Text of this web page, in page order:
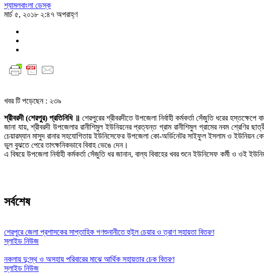
শ্যামলবাংলা ডেস্ক
মার্চ ৫, ২০১৮ ২:৪৭ অপরাহ্ণ
খবর টি পড়েছেন : ২৩৯
শ্রীবরদী (শেরপুর) প্রতিনিধি ॥ শেরপুরের শ্রীবরদীতে উপজেলা নির্বাহী কর্মকর্তা সেঁজুতি ধরের
জানা যায়, শ্রীবরদী উপজেলার রানীশিমুল ইউনিয়নের প্রত্যন্ত গ্রাম রানীশিমুল গ্রামের নবম শ্রেণির
চেয়ারম্যান মাসুদ রানার সহযোগিতায় ইউনিসেফের উপজেলা কো-অর্ডিনেটর সাইফুল ইসলাম ও ইউনিয়ন কো-
ভুল বুঝতে পেরে তাৎক্ষনিকভাবে বিবাহ ভেঙে দেন।
এ বিষয়ে উপজেলা নির্বাহী কর্মকর্তা সেঁজুতি ধর জানান, বাল্য বিবাহের খবর শুনে ইউনিসেফ কর্মী ও ওই
সর্বশেষ
শেরপুরে জেলা প্রশাসকের সাপ্তাহিক গণশুনানীতে হুইল চেয়ার ও ত্রাণ সহায়তা বিতরণ
স্লাইড নিউজ
নকলায় দু:স্থ ও অসহায় পরিবারের মাঝে আর্থিক সহায়তার চেক বিতরণ
স্লাইড নিউজ